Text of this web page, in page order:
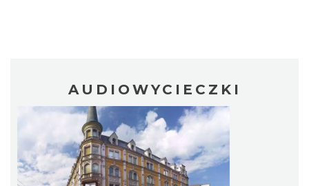
AUDIOWYCIECZKI